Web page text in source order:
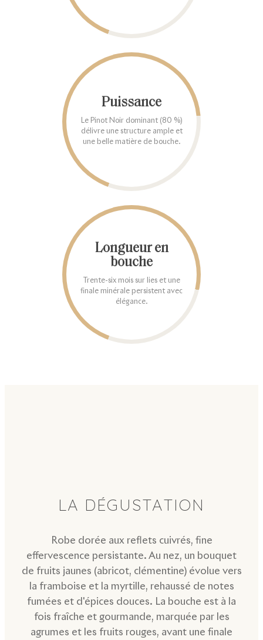
Puissance
Le Pinot Noir dominant (80 %)
délivre une structure ample et
une belle matière de bouche.
Longueur en
bouche
Trente-six mois sur lies et une
finale minérale persistent avec
élégance.
LA DÉGUSTATION
Robe dorée aux reflets cuivrés, fine
effervescence persistante. Au nez, un bouquet
de fruits jaunes (abricot, clémentine) évolue vers
la framboise et la myrtille, rehaussé de notes
fumées et d'épices douces. La bouche est à la
fois fraîche et gourmande, marquée par les
agrumes et les fruits rouges, avant une finale